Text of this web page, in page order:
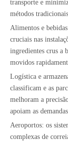
transporte e
métodos
Alimentos e
cruciais nas
ingredientes crus a
movidos
Logística e
classificam e as
melhoram a
apoiam as
Aeroportos: os
complexas de